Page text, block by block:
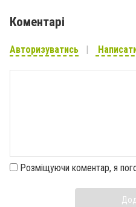
Коментарі
Авторизуватись
Розміщуючи коментар, я